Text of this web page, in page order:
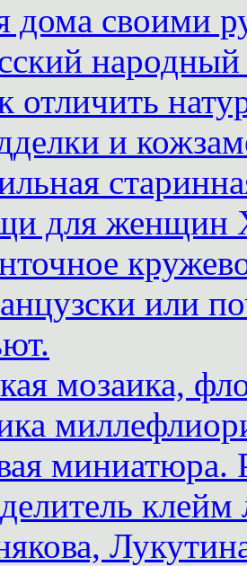
дома своими
отличить
и
для женщин
или
мозаика,
миниатюра.